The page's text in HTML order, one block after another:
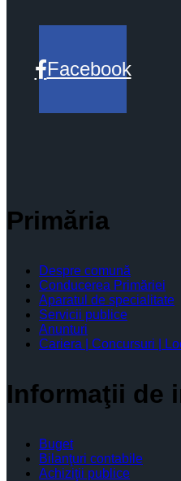
Facebook
Primăria
Despre comună
Conducerea Primăriei
Aparatul de specialitate
Servicii publice
Anunturi
Cariera | Concursuri |
Informaţii de
Buget
Bilanţuri contabile
Achiziţii publice